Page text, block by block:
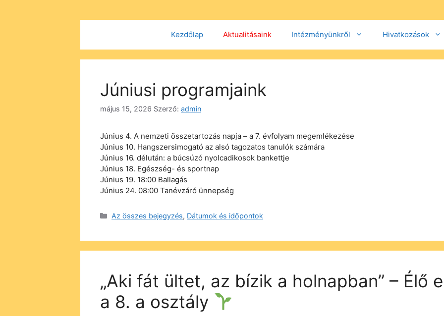
Kezdőlap Aktualitásaink Intézményünkről Hivatkozások
Júniusi programjaink
május 15, 2026 Szerző: admin
Június 4. A nemzeti összetartozás napja – a 7. évfolyam megemlékezése
Június 10. Hangszersimogató az alsó tagozatos tanulók számára
Június 16. délután: a búcsúzó nyolcadikosok bankettje
Június 18. Egészség- és sportnap
Június 19. 18:00 Ballagás
Június 24. 08:00 Tanévzáró ünnepség
Kategória
Az összes bejegyzés, Dátumok és időpontok
„Aki fát ültet, az bízik a holnapban” – Élő
a 8. a osztály